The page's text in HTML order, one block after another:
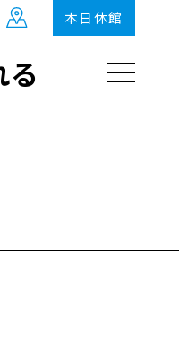
本日休館
る